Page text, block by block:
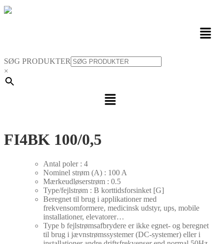
Menu
SØG PRODUKTER
×
Menu
FI4BK 100/0,5
Antal poler : 4
Nominel strøm (A) : 100 A
Mærkeudløserstrøm : 0.5
Type/fejlstrøm : B korttidsforsinket [G]
Beregnet til brug i applikationer med
frekvensomformere, medicinsk udstyr, ups, mobile
installationer, elevatorer…
Type b fejlstrømsafbrydere er ikke egnet- og beregnet
til brug i jævnstrømssystemer (DC-systemer) eller i